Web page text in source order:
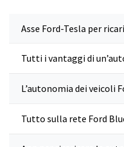
Asse Ford-Tesla per
Tutti i vantaggi di
L’autonomia dei veicoli
Tutto sulla rete Ford